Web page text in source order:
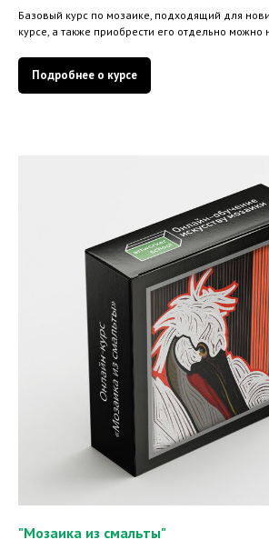
Базовый курс по мозаике, подходящий для
курсе, а также приобрести его отдельно
Подробнее о курсе
"Мозаика из смальты"